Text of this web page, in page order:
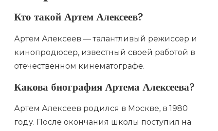
Кто такой Артем Алексеев?
Артем Алексеев — талантливый режиссер и
кинопродюсер, известный своей работой в
отечественном кинематографе.
Какова биография Артема Алексеева?
Артем Алексеев родился в Москве, в 1980
году. После окончания школы поступил на